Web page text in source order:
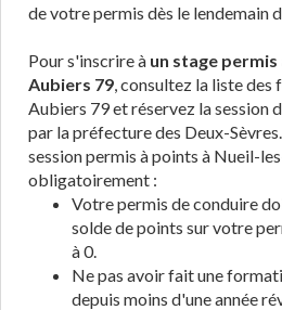
de votre permis dès le lendemain
Pour s'inscrire à un stage
Aubiers 79, consultez la liste
Aubiers 79 et réservez la session
par la préfecture des Deux-
session permis à points à Nueil-
obligatoirement :
Votre permis de conduire
solde de points sur votre
à 0.
Ne pas avoir fait une
depuis moins d'une année